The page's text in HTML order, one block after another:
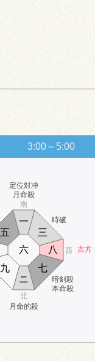
3:00～5:00
定位対冲
月命殺
時破
吉方
月命的殺
暗剣殺
本命殺
南
北
西
ニ
三
五
六
七
八
九
一